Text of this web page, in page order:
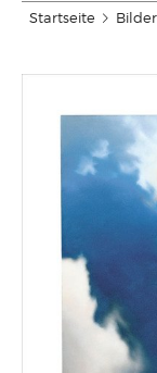
Startseite